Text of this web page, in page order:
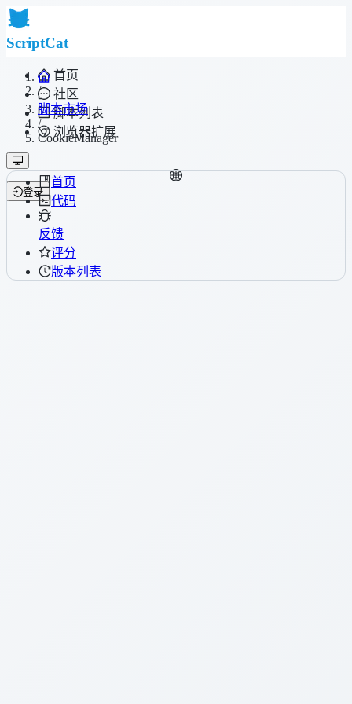
ScriptCat
首页
社区
脚本列表
浏览器扩展
登录
/
脚本市场
/
CookieManager
首页
代码
反馈
评分
版本列表